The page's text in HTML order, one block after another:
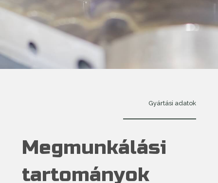
Gyártási adatok
Megmunkálási
tartományok